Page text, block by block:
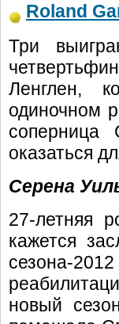
Roland
Три
Ленглен,
одиночном
соперница
оказаться
Серена
27-летняя
кажется
сезона-
новый